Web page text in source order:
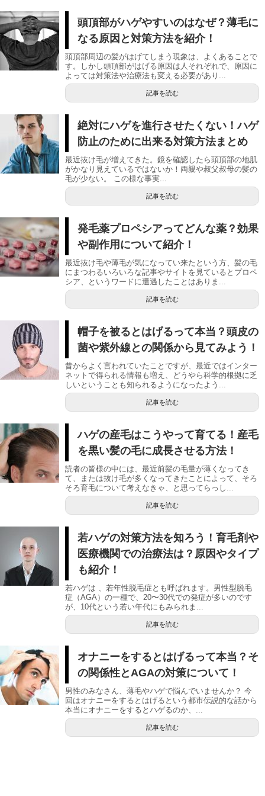
頭頂部がハゲやすいのはなぜ？薄毛に
なる原因と対策方法を紹介！
頭頂部周辺の髪がはげてしまう現象は、よくあることで
す。しかし頭頂部がはげる原因は人それぞれで、原因に
よっては対策法や治療法も変える必要があり...
記事を読む
絶対にハゲを進行させたくない！ハゲ
防止のために出来る対策方法まとめ
最近抜け毛が増えてきた。鏡を確認したら頭頂部の地肌
がかなり見えているではないか！両親や叔父叔母の髪の
毛が少ない。 この様な事実...
記事を読む
発毛薬プロペシアってどんな薬？効果
や副作用について紹介！
最近抜け毛や薄毛が気になってい来たという方、髪の毛
にまつわるいろいろな記事やサイトを見ているとプロペ
シア、というワードに遭遇したことはありま...
記事を読む
帽子を被るとはげるって本当？頭皮の
菌や紫外線との関係から見てみよう！
昔からよく言われていたことですが、最近ではインター
ネットで得られる情報も増え、どうやら科学的根拠に乏
しいということも知られるようになったよう...
記事を読む
ハゲの産毛はこうやって育てる！産毛
を黒い髪の毛に成長させる方法！
読者の皆様の中には、最近前髪の毛量が薄くなってき
て、または抜け毛が多くなってきたことによって、そろ
そろ育毛について考えなきゃ、と思ってらっし...
記事を読む
若ハゲの対策方法を知ろう！育毛剤や
医療機関での治療法は？原因やタイプ
も紹介！
若ハゲは 、若年性脱毛症とも呼ばれます。男性型脱毛
症（AGA）の一種で、20〜30代での発症が多いのです
が、10代という若い年代にもみられま...
記事を読む
オナニーをするとはげるって本当？そ
の関係性とAGAの対策について！
男性のみなさん、薄毛やハゲで悩んでいませんか？ 今
回はオナニーをするとはげるという都市伝説的な話から
本当にオナニーをするとハゲるのか、...
記事を読む